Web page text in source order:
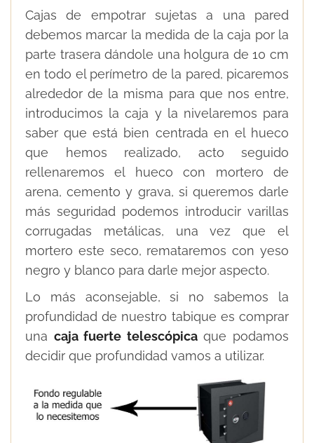
Cajas de empotrar sujetas a una pared
debemos marcar la medida de la caja por la
parte trasera dándole una holgura de 10 cm
en todo el perímetro de la pared, picaremos
alrededor de la misma para que nos entre,
introducimos la caja y la nivelaremos para
saber que está bien centrada en el hueco
que hemos realizado, acto seguido
rellenaremos el hueco con mortero de
arena, cemento y grava, si queremos darle
más seguridad podemos introducir varillas
corrugadas metálicas, una vez que el
mortero este seco, remataremos con yeso
negro y blanco para darle mejor aspecto.
Lo más aconsejable, si no sabemos la
profundidad de nuestro tabique es comprar
una caja fuerte telescópicaque podamos
decidir que profundidad vamos a utilizar.